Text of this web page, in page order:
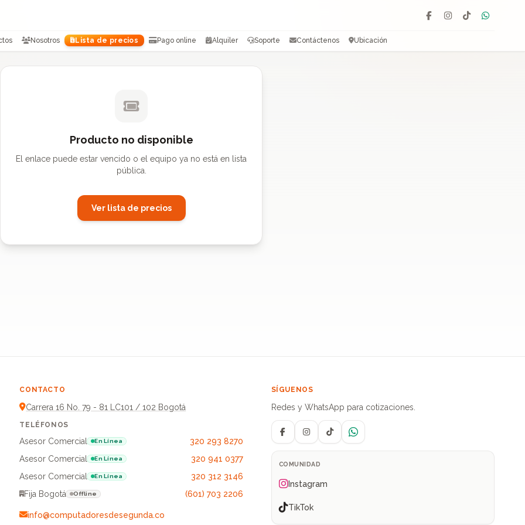
Facebook
Instagram
TikTok
Nosotros Lista de precios Pago online Alquiler Soporte Contáctenos Ubicación
Producto no disponible
El enlace puede estar vencido o el equipo ya no está en lista
pública.
Ver lista de precios
CONTACTO
Carrera 16 No. 79 - 81 LC101 / 102 Bogotá
TELÉFONOS
Asesor Comercial En Línea
320 293 8270
Asesor Comercial
En Línea
320 941 0377
Asesor Comercial
En Línea
320 312 3146
Fija Bogotá
Offline (601) 703 2206
info@computadoresdesegunda.co
SÍGUENOS
Redes y WhatsApp para cotizaciones.
FacebookInstagramTikTokWhatsApp
COMUNIDAD
Instagram
TikTok